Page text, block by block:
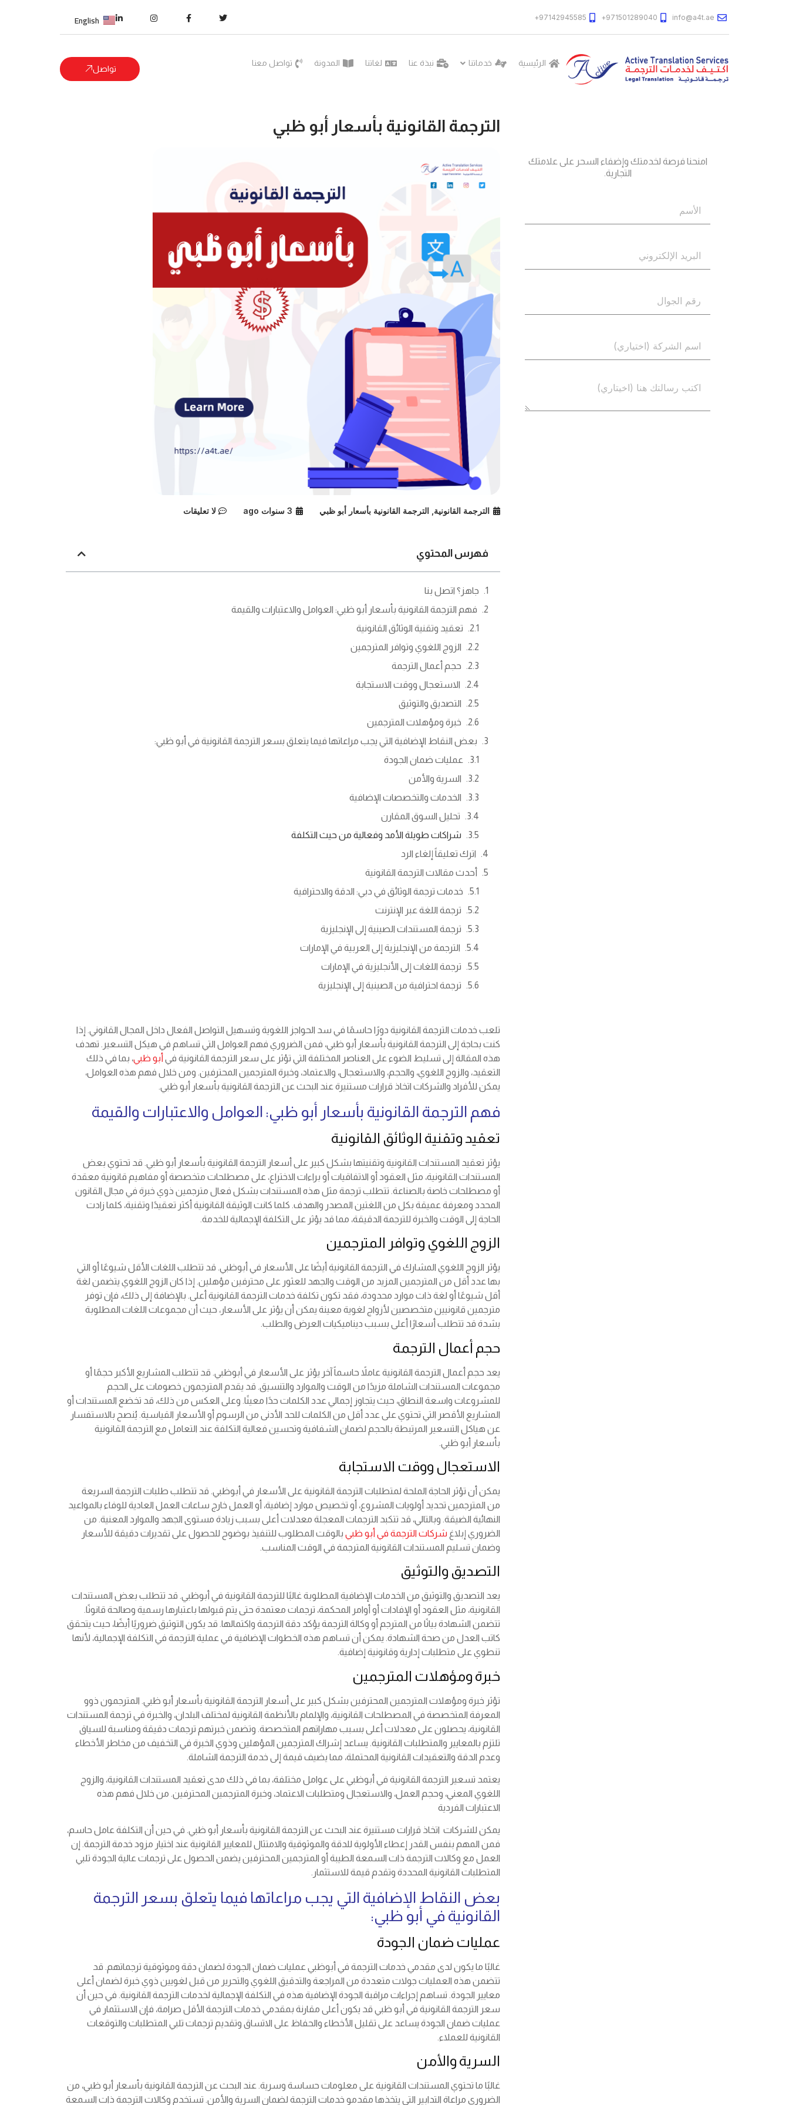
info@a4t.ae
971501289040+
97142945585+
English
الرئيسية خدماتنا نبذة عنا لغاتنا المدونة تواصل معنا
تواصل
امنحنا فرصة لخدمتك وإضفاء السحر على علامتك
التجارية.
الترجمة القانونية بأسعار أبو ظبي
الترجمة القانونية الترجمة القانونية بأسعار أبو ظبي 3 سنوات ago لا تعليقات
فهرس المحتوي
جاهز؟ اتصل بنا
فهم الترجمة القانونية بأسعار أبو ظبي: العوامل والاعتبارات والقيمة
تعقيد وتقنية الوثائق القانونية
الزوج اللغوي وتوافر المترجمين
حجم أعمال الترجمة
الاستعجال ووقت الاستجابة
التصديق والتوثيق
خبرة ومؤهلات المترجمين
بعض النقاط الإضافية التي يجب مراعاتها فيما يتعلق بسعر الترجمة القانونية في أبو ظبي:
عمليات ضمان الجودة
السرية والأمن
الخدمات والتخصصات الإضافية
تحليل السوق المقارن
شراكات طويلة الأمد وفعالية من حيث التكلفة
اترك تعليقاً إلغاء الرد
أحدث مقالات الترجمة القانونية
خدمات ترجمة الوثائق في دبي: الدقة والاحترافية
ترجمة اللغة عبر الإنترنت
ترجمة المستندات الصينية إلى الإنجليزية
الترجمة من الإنجليزية إلى العربية في الإمارات
ترجمة اللغات إلى الأنجليزية في الإمارات
ترجمة احترافية من الصينية إلى الإنجليزية
تلعب خدمات الترجمة القانونية دورًا حاسمًا في سد الحواجز اللغوية وتسهيل التواصل الفعال داخل المجال القانوني. إذا
كنت بحاجة إلى الترجمة القانونية بأسعار أبو ظبي، فمن الضروري فهم العوامل التي تساهم في هيكل التسعير. تهدف
هذه المقالة إلى تسليط الضوء على العناصر المختلفة التي تؤثر على سعر الترجمة القانونية فيأبو ظبي، بما في ذلك
التعقيد، والزوج اللغوي، والحجم، والاستعجال، والاعتماد، وخبرة المترجمين المحترفين. ومن خلال فهم هذه العوامل،
يمكن للأفراد والشركات اتخاذ قرارات مستنيرة عند البحث عن الترجمة القانونية بأسعار أبو ظبي.
فهم الترجمة القانونية بأسعار أبو ظبي: العوامل والاعتبارات والقيمة
تعقيد وتقنية الوثائق القانونية
يؤثر تعقيد المستندات القانونية وتقنيتها بشكل كبير على أسعار الترجمة القانونية بأسعار أبو ظبي. قد تحتوي بعض
المستندات القانونية، مثل العقود أو الاتفاقيات أو براءات الاختراع، على مصطلحات متخصصة أو مفاهيم قانونية معقدة
أو مصطلحات خاصة بالصناعة. تتطلب ترجمة مثل هذه المستندات بشكل فعال مترجمين ذوي خبرة في مجال القانون
المحدد ومعرفة عميقة بكل من اللغتين المصدر والهدف. كلما كانت الوثيقة القانونية أكثر تعقيدًا وتقنية، كلما زادت
الحاجة إلى الوقت والخبرة للترجمة الدقيقة، مما قد يؤثر على التكلفة الإجمالية للخدمة.
الزوج اللغوي وتوافر المترجمين
يؤثر الزوج اللغوي المشارك في الترجمة القانونية أيضًا على الأسعار في أبوظبي. قد تتطلب اللغات الأقل شيوعًا أو التي
بها عدد أقل من المترجمين المزيد من الوقت والجهد للعثور على محترفين مؤهلين. إذا كان الزوج اللغوي يتضمن لغة
أقل شيوعًا أو لغة ذات موارد محدودة، فقد تكون تكلفة خدمات الترجمة القانونية أعلى. بالإضافة إلى ذلك، فإن توفر
مترجمين قانونيين متخصصين لأزواج لغوية معينة يمكن أن يؤثر على الأسعار، حيث أن مجموعات اللغات المطلوبة
بشدة قد تتطلب أسعارًا أعلى بسبب ديناميكيات العرض والطلب.
حجم أعمال الترجمة
يعد حجم أعمال الترجمة القانونية عاملاً حاسماً آخر يؤثر على الأسعار في أبوظبي. قد تتطلب المشاريع الأكبر حجمًا أو
مجموعات المستندات الشاملة مزيدًا من الوقت والموارد والتنسيق. قد يقدم المترجمون خصومات على الحجم
للمشروعات واسعة النطاق، حيث يتجاوز إجمالي عدد الكلمات حدًا معينًا. وعلى العكس من ذلك، قد تخضع المستندات أو
المشاريع الأقصر التي تحتوي على عدد أقل من الكلمات للحد الأدنى من الرسوم أو الأسعار القياسية. يُنصح بالاستفسار
عن هياكل التسعير المرتبطة بالحجم لضمان الشفافية وتحسين فعالية التكلفة عند التعامل مع الترجمة القانونية
بأسعار أبو ظبي.
الاستعجال ووقت الاستجابة
يمكن أن تؤثر الحاجة الملحة لمتطلبات الترجمة القانونية على الأسعار في أبوظبي. قد تتطلب طلبات الترجمة السريعة
من المترجمين تحديد أولويات المشروع، أو تخصيص موارد إضافية، أو العمل خارج ساعات العمل العادية للوفاء بالمواعيد
النهائية الضيقة. وبالتالي، قد تتكبد الترجمات المعجلة معدلات أعلى بسبب زيادة مستوى الجهد والموارد المعنية. من
الضروري إبلاغ شركات الترجمة في أبو ظبيبالوقت المطلوب للتنفيذ بوضوح للحصول على تقديرات دقيقة للأسعار
وضمان تسليم المستندات القانونية المترجمة في الوقت المناسب.
التصديق والتوثيق
يعد التصديق والتوثيق من الخدمات الإضافية المطلوبة غالبًا للترجمة القانونية في أبوظبي. قد تتطلب بعض المستندات
القانونية، مثل العقود أو الإفادات أو أوامر المحكمة، ترجمات معتمدة حتى يتم قبولها باعتبارها رسمية وصالحة قانونًا.
تتضمن الشهادة بيانًا من المترجم أو وكالة الترجمة يؤكد دقة الترجمة واكتمالها. قد يكون التوثيق ضروريًا أيضًا، حيث يتحقق
كاتب العدل من صحة الشهادة. يمكن أن تساهم هذه الخطوات الإضافية في عملية الترجمة في التكلفة الإجمالية، لأنها
تنطوي على متطلبات إدارية وقانونية إضافية.
خبرة ومؤهلات المترجمين
تؤثر خبرة ومؤهلات المترجمين المحترفين بشكل كبير على أسعار الترجمة القانونية بأسعار أبو ظبي. المترجمون ذوو
المعرفة المتخصصة في المصطلحات القانونية، والإلمام بالأنظمة القانونية لمختلف البلدان، والخبرة في ترجمة المستندات
القانونية، يحصلون على معدلات أعلى بسبب مهاراتهم المتخصصة. وتضمن خبرتهم ترجمات دقيقة ومناسبة للسياق
تلتزم بالمعايير والمتطلبات القانونية. يساعد إشراك المترجمين المؤهلين وذوي الخبرة في التخفيف من مخاطر الأخطاء
وعدم الدقة والتعقيدات القانونية المحتملة، مما يضيف قيمة إلى خدمة الترجمة الشاملة.
يعتمد تسعير الترجمة القانونية في أبوظبي على عوامل مختلفة، بما في ذلك مدى تعقيد المستندات القانونية، والزوج
اللغوي المعني، وحجم العمل، والاستعجال ومتطلبات الاعتماد، وخبرة المترجمين المحترفين. من خلال فهم هذه
الاعتبارات الفردية
يمكن للشركات اتخاذ قرارات مستنيرة عند البحث عن الترجمة القانونية بأسعار أبو ظبي. في حين أن التكلفة عامل حاسم،
فمن المهم بنفس القدر إعطاء الأولوية للدقة والموثوقية والامتثال للمعايير القانونية عند اختيار مزود خدمة الترجمة. إن
العمل مع وكالات الترجمة ذات السمعة الطيبة أو المترجمين المحترفين يضمن الحصول على ترجمات عالية الجودة تلبي
المتطلبات القانونية المحددة وتقدم قيمة للاستثمار.
بعض النقاط الإضافية التي يجب مراعاتها فيما يتعلق بسعر الترجمة
القانونية في أبو ظبي:
عمليات ضمان الجودة
غالبًا ما يكون لدى مقدمي خدمات الترجمة في أبوظبي عمليات ضمان الجودة لضمان دقة وموثوقية ترجماتهم. قد
تتضمن هذه العمليات جولات متعددة من المراجعة والتدقيق اللغوي والتحرير من قبل لغويين ذوي خبرة لضمان أعلى
معايير الجودة. تساهم إجراءات مراقبة الجودة الإضافية هذه في التكلفة الإجمالية لخدمات الترجمة القانونية. في حين أن
سعر الترجمة القانونية في أبو ظبي قد يكون أعلى مقارنة بمقدمي خدمات الترجمة الأقل صرامة، فإن الاستثمار في
عمليات ضمان الجودة يساعد على تقليل الأخطاء والحفاظ على الاتساق وتقديم ترجمات تلبي المتطلبات والتوقعات
القانونية للعملاء.
السرية والأمن
غالبًا ما تحتوي المستندات القانونية على معلومات حساسة وسرية. عند البحث عن الترجمة القانونية بأسعار أبو ظبي، من
الضروري مراعاة التدابير التي يتخذها مقدمو خدمات الترجمة لضمان السرية والأمن. تستخدم وكالات الترجمة ذات السمعة